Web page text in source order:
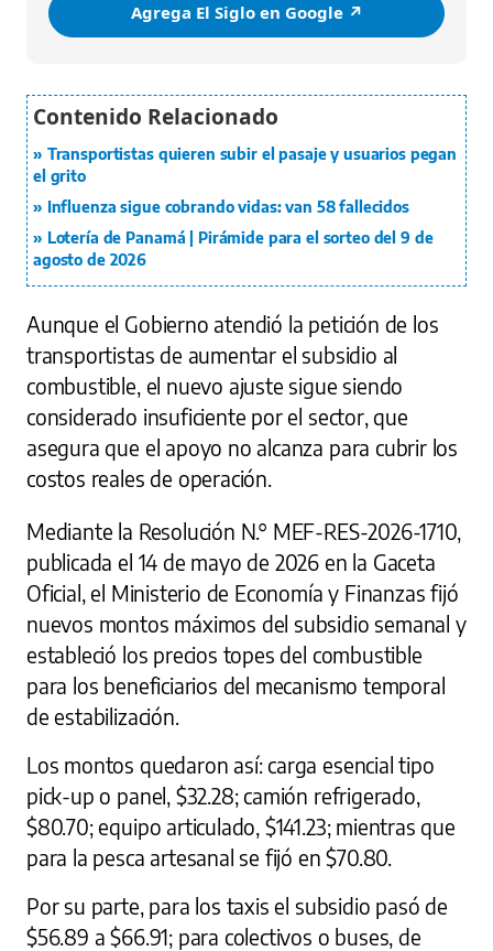
Agrega El Siglo en Google ↗️
Transportistas quieren subir el pasaje y usuarios pegan
el grito
Influenza sigue cobrando vidas: van 58 fallecidos
Lotería de Panamá | Pirámide para el sorteo del 9 de
agosto de 2026
Aunque el Gobierno atendió la petición de los
transportistas de aumentar el subsidio al
combustible, el nuevo ajuste sigue siendo
considerado insuficiente por el sector, que
asegura que el apoyo no alcanza para cubrir los
costos reales de operación.
Mediante la Resolución N.° MEF-RES-2026-1710,
publicada el 14 de mayo de 2026 en la Gaceta
Oficial, el Ministerio de Economía y Finanzas fijó
nuevos montos máximos del subsidio semanal y
estableció los precios topes del combustible
para los beneficiarios del mecanismo temporal
de estabilización.
Los montos quedaron así: carga esencial tipo
pick-up o panel, $32.28; camión refrigerado,
$80.70; equipo articulado, $141.23; mientras que
para la pesca artesanal se fijó en $70.80.
Por su parte, para los taxis el subsidio pasó de
$56.89 a $66.91; para colectivos o buses, de